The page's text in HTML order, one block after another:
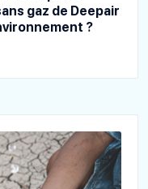
gaz de Deepair
?